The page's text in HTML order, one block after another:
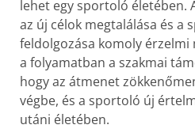
lehet egy sportoló életében.
az új célok megtalálása és a
feldolgozása komoly érzelmi
a folyamatban a szakmai
hogy az átmenet
végbe, és a sportoló új
utáni életében.